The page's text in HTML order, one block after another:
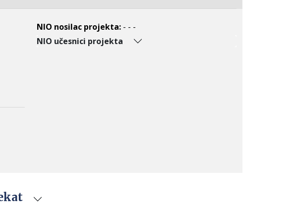
NIO nosilac projekta: - - -
NIO učesnici projekta